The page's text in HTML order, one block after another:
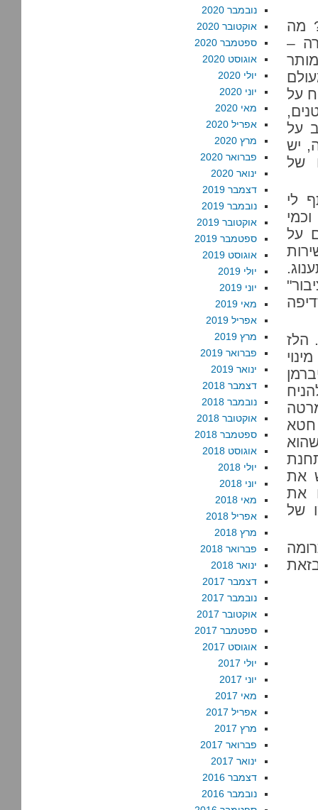
מה
–
על
על
יש
של
לי
על
הלז
חטא
את
את
של
נובמבר 2020
אוקטובר 2020
ספטמבר 2020
אוגוסט 2020
יולי 2020
יוני 2020
מאי 2020
אפריל 2020
מרץ 2020
פברואר 2020
ינואר 2020
דצמבר 2019
נובמבר 2019
אוקטובר 2019
ספטמבר 2019
אוגוסט 2019
יולי 2019
יוני 2019
מאי 2019
אפריל 2019
מרץ 2019
פברואר 2019
ינואר 2019
דצמבר 2018
נובמבר 2018
אוקטובר 2018
ספטמבר 2018
אוגוסט 2018
יולי 2018
יוני 2018
מאי 2018
אפריל 2018
מרץ 2018
פברואר 2018
ינואר 2018
דצמבר 2017
נובמבר 2017
אוקטובר 2017
ספטמבר 2017
אוגוסט 2017
יולי 2017
יוני 2017
מאי 2017
אפריל 2017
מרץ 2017
פברואר 2017
ינואר 2017
דצמבר 2016
נובמבר 2016